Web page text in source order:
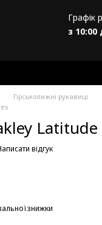
Графік
з 10:00
Гірськолижні рукавиці
відгук
знижки